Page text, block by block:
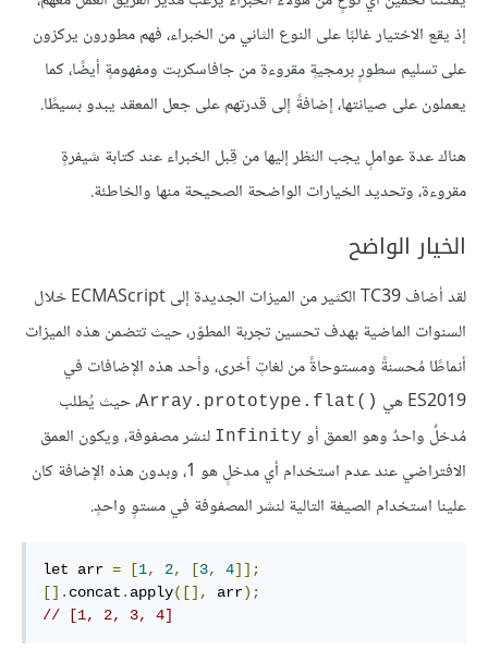
إذ يقع الاختيار غالبًا على النوع الثاني من الخبراء، فهم مطورون يركزون
على تسليم سطورٍ برمجيةٍ مقروءة من جافاسكربت ومفهومةٍ أيضًا، كما
يعملون على صيانتها، إضافةً إلى قدرتهم على جعل المعقد يبدو بسيطًا.
هناك عدة عواملٍ يجب النظر إليها من قِبل الخبراء عند كتابة شيفرةٍ
مقروءة، وتحديد الخيارات الواضحة الصحيحة منها والخاطئة.
الخيار الواضح
لقد أضاف TC39 الكثير من الميزات الجديدة إلى ECMAScript خلال
السنوات الماضية بهدف تحسين تجربة المطوّر، حيث تتضمن هذه الميزات
أنماطًا مُحسنةً ومستوحاةً من لغاتٍ أخرى، وأحد هذه الإضافات في
ES2019 هي
Array.prototype.flat()‎، حيث يُطلب
مُدخلٌ واحدٌ وهو العمق أو Infinity لنشر مصفوفة، ويكون العمق
الافتراضي عند عدم استخدام أي مدخلٍ هو 1، وبدون هذه الإضافة كان
علينا استخدام الصيغة التالية لنشر المصفوفة في مستوٍ واحدٍ.
let arr = [1, 2, [3, 4]];
[]. concat . apply([], arr);
// [1, 2, 3, 4]